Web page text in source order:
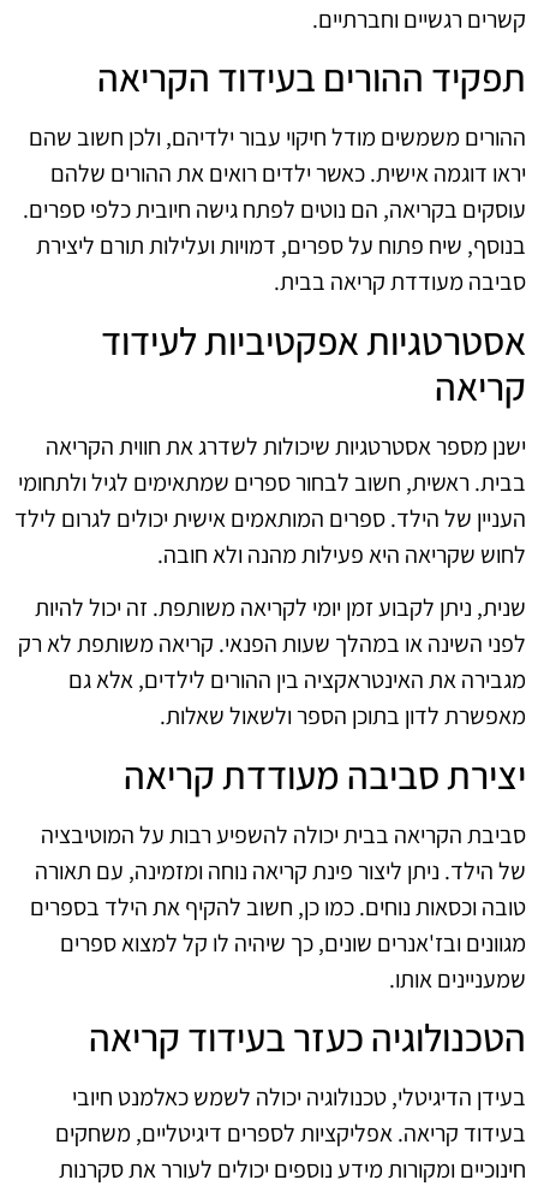
קשרים רגשיים וחברתיים.
תפקיד ההורים בעידוד הקריאה
ההורים משמשים מודל חיקוי עבור ילדיהם, ולכן חשוב שהם
יראו דוגמה אישית. כאשר ילדים רואים את ההורים שלהם
עוסקים בקריאה, הם נוטים לפתח גישה חיובית כלפי ספרים.
בנוסף, שיח פתוח על ספרים, דמויות ועלילות תורם ליצירת
סביבה מעודדת קריאה בבית.
אסטרטגיות אפקטיביות לעידוד
קריאה
ישנן מספר אסטרטגיות שיכולות לשדרג את חווית הקריאה
בבית. ראשית, חשוב לבחור ספרים שמתאימים לגיל ולתחומי
העניין של הילד. ספרים המותאמים אישית יכולים לגרום לילד
לחוש שקריאה היא פעילות מהנה ולא חובה.
שנית, ניתן לקבוע זמן יומי לקריאה משותפת. זה יכול להיות
לפני השינה או במהלך שעות הפנאי. קריאה משותפת לא רק
מגבירה את האינטראקציה בין ההורים לילדים, אלא גם
מאפשרת לדון בתוכן הספר ולשאול שאלות.
יצירת סביבה מעודדת קריאה
סביבת הקריאה בבית יכולה להשפיע רבות על המוטיבציה
של הילד. ניתן ליצור פינת קריאה נוחה ומזמינה, עם תאורה
טובה וכסאות נוחים. כמו כן, חשוב להקיף את הילד בספרים
מגוונים ובז'אנרים שונים, כך שיהיה לו קל למצוא ספרים
שמעניינים אותו.
הטכנולוגיה כעזר בעידוד קריאה
בעידן הדיגיטלי, טכנולוגיה יכולה לשמש כאלמנט חיובי
בעידוד קריאה. אפליקציות לספרים דיגיטליים, משחקים
חינוכיים ומקורות מידע נוספים יכולים לעורר את סקרנות